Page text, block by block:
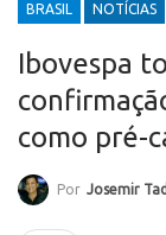
BRASIL NOTÍCIAS
Ibovespa
como pré-
Por Josemir